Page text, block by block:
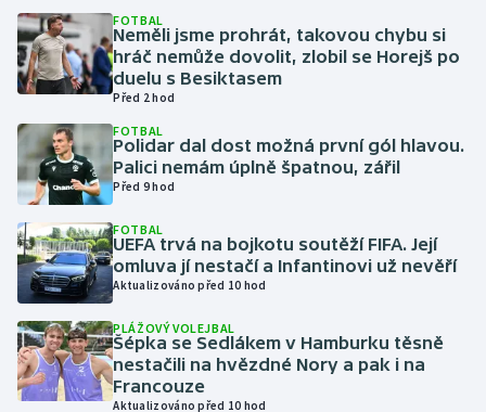
Krasobruslení
Lezení
Lyže a snowboard
Moderní pětiboj
Motorsport
Olympijské hry
Parasport
Plavání
FOTBAL
Neměli jsme prohrát, takovou chybu si
hráč nemůže dovolit, zlobil se Horejš po
duelu s Besiktasem
Před 2 hod
FOTBAL
Polidar dal dost možná první gól hlavou.
Palici nemám úplně špatnou, zářil
Před 9 hod
FOTBAL
UEFA trvá na bojkotu soutěží FIFA. Její
omluva jí nestačí a Infantinovi už nevěří
Aktualizováno před 10 hod
PLÁŽOVÝ VOLEJBAL
Šépka se Sedlákem v Hamburku těsně
nestačili na hvězdné Nory a pak i na
Francouze
Aktualizováno před 10 hod